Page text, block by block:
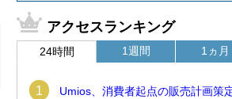
アクセスランキング
24時間
1
Umios、消費者起点の販売計画策
1週間 1ヵ月